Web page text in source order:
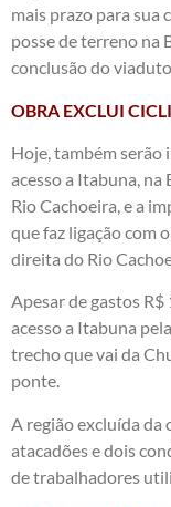
mais prazo para sua
posse de terreno na
conclusão do
OBRA EXCLUI
Hoje, também serão
acesso a Itabuna, na
Rio Cachoeira, e a
que faz ligação com
direita do Rio
Apesar de gastos
acesso a Itabuna
trecho que vai da
ponte.
A região excluída
atacadões e dois
de trabalhadores